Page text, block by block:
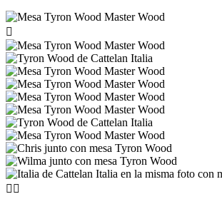

 